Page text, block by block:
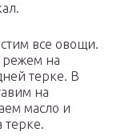
все овощи.
режем на
терке. В
на
масло и